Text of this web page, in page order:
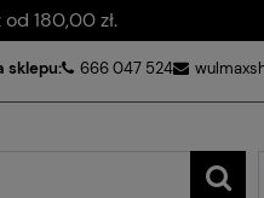
180,00 zł.
sklepu: 666 047 524